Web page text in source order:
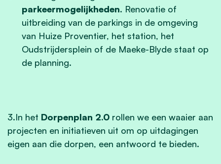
parkeermogelijkheden. Renovatie of
uitbreiding van de parkings in de omgeving
van Huize Proventier, het station, het
Oudstrijdersplein of de Maeke-Blyde staat op
de planning.
3.In het Dorpenplan 2.0 rollen we een waaier aan
projecten en initiatieven uit om op uitdagingen
eigen aan die dorpen, een antwoord te bieden.